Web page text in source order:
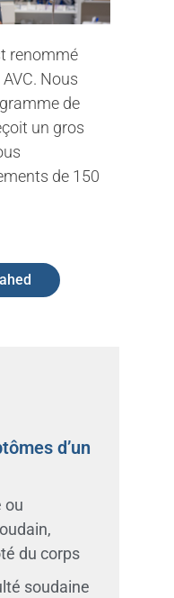
renommé
Nous
de
un gros
de 150
d’un
ou
du corps
soudaine